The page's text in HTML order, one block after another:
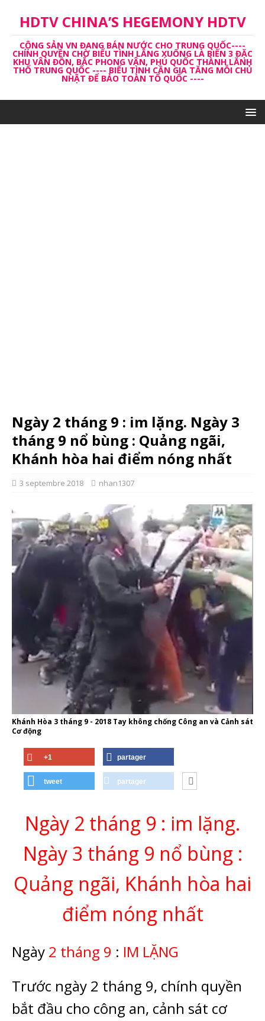
HDTV CHINA’S HEGEMONY HDTV
CỘNG SẢN VN ĐANG BÁN NƯỚC CHO TRUNG QUỐC----
CHÍNH QUYỀN CHỜ BIỂU TÌNH LẮNG XUỐNG LÀ BIẾN 3 ĐẶC
KHU VÂN ĐỒN, BẮC PHONG VÂN, PHÚ QUỐC THÀNH LĂNH
THỔ TRUNG QUỐC ---- BIỂU TÌNH CẦN GIA TĂNG MỖI CHỦ
NHẬT ĐỂ BẢO TOÀN TỔ QUỐC ----
Ngày 2 tháng 9 : im lặng. Ngày 3
tháng 9 nổ bùng : Quảng ngãi,
Khánh hòa hai điểm nóng nhất
3 septembre 2018 nhan1307
Khánh Hòa 3 tháng 9 - 2018 Tay không chống Công an và Cảnh sát
Cơ động
+1 partager
tweet partager
Ngày 2 tháng 9 : im lặng.
Ngày 3 tháng 9 nổ bùng :
Quảng ngãi, Khánh hòa hai
điểm nóng nhất
Ngày 2 tháng 9 : IM LẶNG
Trước ngày 2 tháng 9, chính quyền
bắt đầu cho công an, cảnh sát cơ